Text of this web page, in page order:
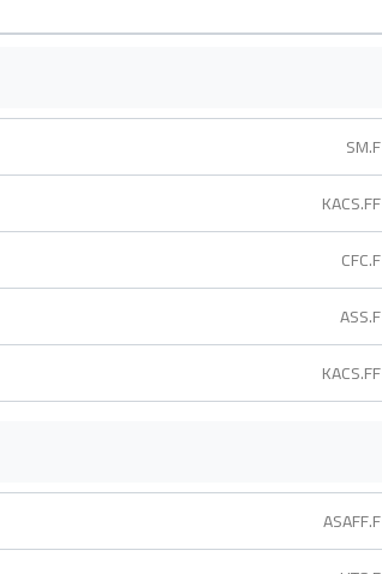
SM.F
KACS.FF
CFC.F
ASS.F
KACS.FF
ASAFF.F